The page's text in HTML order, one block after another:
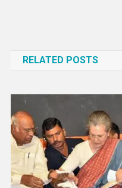
RELATED POSTS